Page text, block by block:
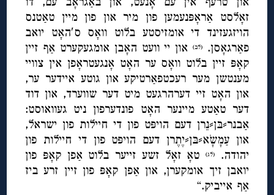
זאָלסט אַראָפּנעמען פון מיר און פון מיין טאַטנס
הויזגעזינד די אומזיסטע בלוט וואָס ס′האָט יואב
פאַרגאָסן.(לב)
און יי וועט האָבן אומגעקערט אַף זיין
קאָפּ זיין בלוט וואָס ער האָט אָנגעטראָפן אין צוויי
מענטשן מער רעכטפאַרטיקע און גוטע איידער ער,
און האָט זיי דערהרגעט מיט דער שווערד, און דוד
דער טאַטע מיינער האָט פונדערפון ניט געוואוסט:
אַבנר⸗בּן⸗נֵרן דעם הויפּט פון די חיילות פון ישראל,
און עַמָשָֹא⸗בּן⸗יֶתֶרן דעם הויפּט פון די חיילות פון
יהודה.
(לג)טאָ זאָל זשע זייער בלוט אַפן קאָפּ פון
יואבן זיך אומקערן, און אַפן קאָפּ פון זיין זרע ביז
אַף אייביק.“